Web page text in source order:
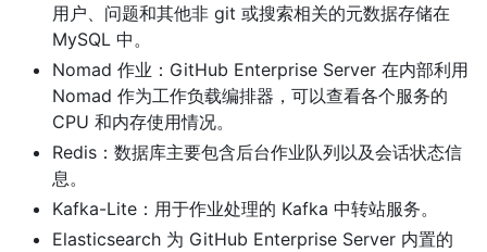
用户、问题和其他非 git 或搜索相关的元数据存储在
MySQL 中。
Nomad 作业：GitHub Enterprise Server 在内部利用
Nomad 作为工作负载编排器，可以查看各个服务的
CPU 和内存使用情况。
Redis：数据库主要包含后台作业队列以及会话状态信
息。
Kafka-Lite：用于作业处理的 Kafka 中转站服务。
Elasticsearch 为 GitHub Enterprise Server 内置的